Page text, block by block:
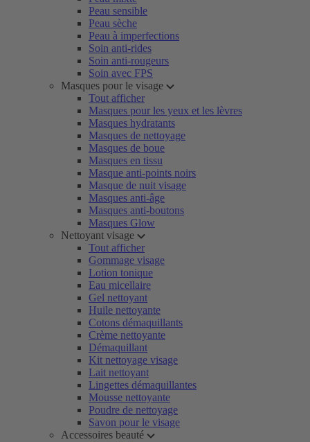
Peau sensible
Peau sèche
Peau à imperfections
Soin anti-rides
Soin anti-rougeurs
Soin avec FPS
Masques pour le visage
Tout afficher
Masques pour les yeux et les lèvres
Masques hydratants
Masques de nettoyage
Masques de boue
Masques en tissu
Masque anti-points noirs
Masque de nuit visage
Masques anti-âge
Masques anti-boutons
Masques Glow
Nettoyant visage
Tout afficher
Gommage visage
Lotion tonique
Eau micellaire
Gel nettoyant
Huile nettoyante
Cotons démaquillants
Crème nettoyante
Démaquillant
Kit nettoyage visage
Lait nettoyant
Lingettes démaquillantes
Mousse nettoyante
Poudre de nettoyage
Savon pour le visage
Accessoires beauté